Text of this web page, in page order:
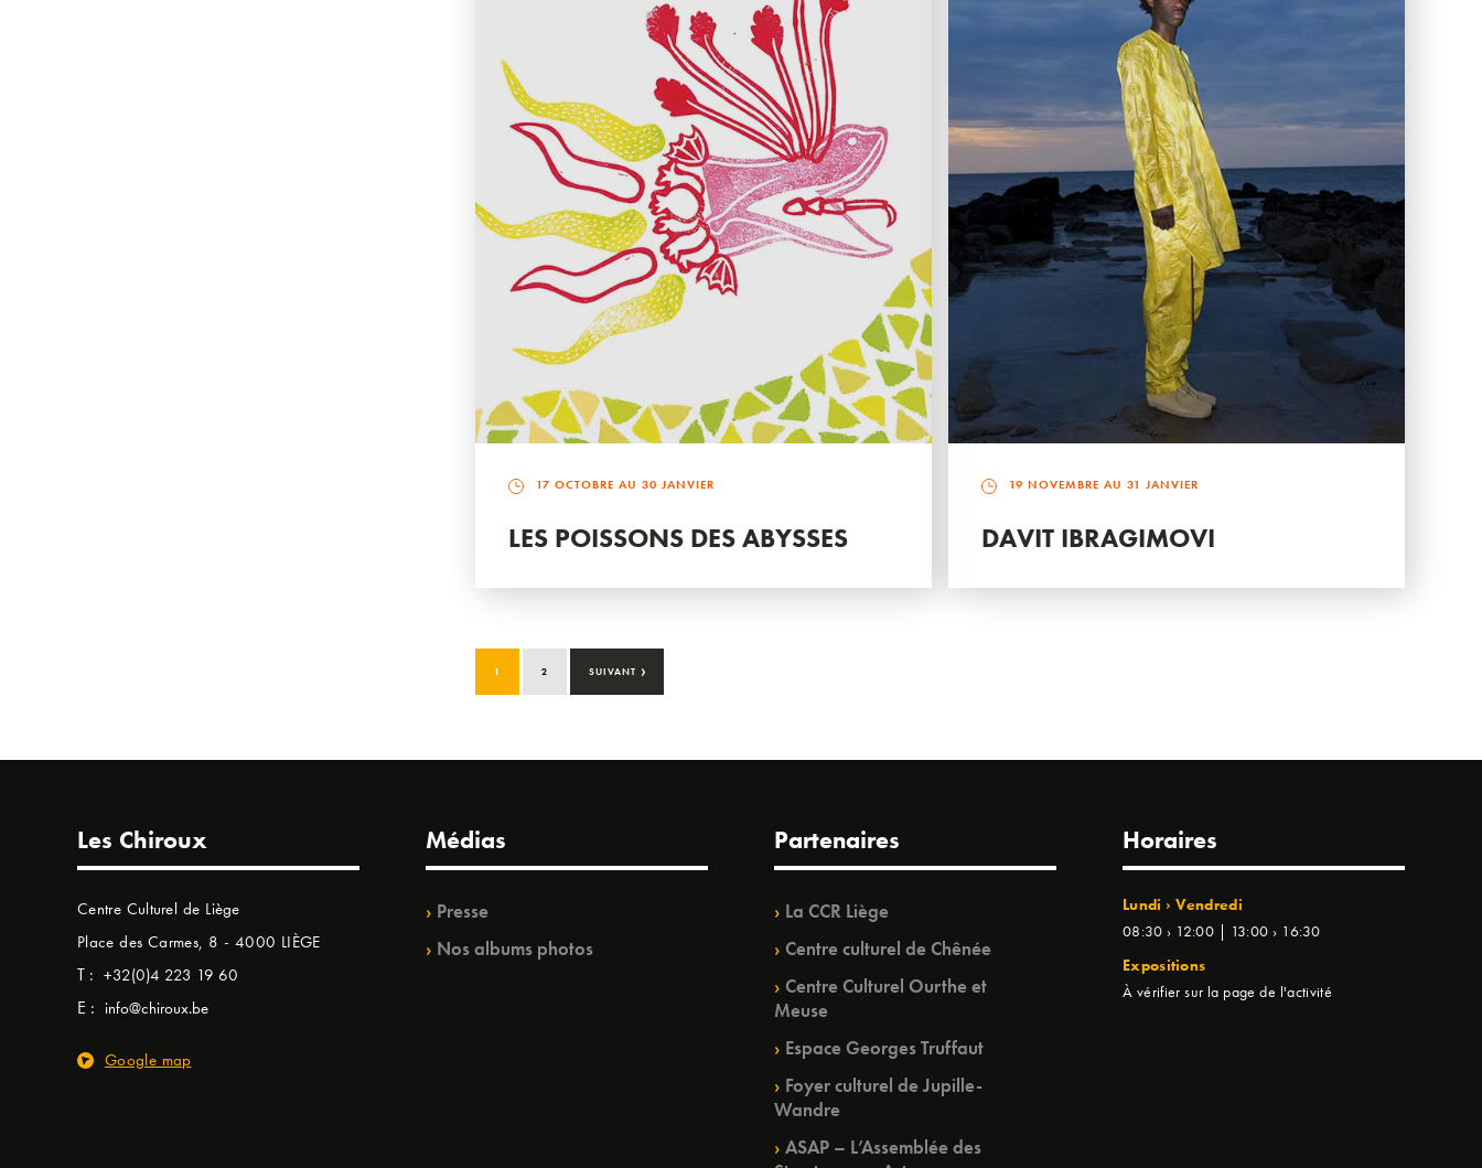
17 OCTOBRE AU 30 JANVIER
LES POISSONS DES ABYSSES
19 NOVEMBRE AU 31 JANVIER
DAVIT IBRAGIMOVI
1 2 SUIVANT ›
Les Chiroux
Centre Culturel de Liège
Place des Carmes, 8 - 4000 LIÈGE
T : +32(0)4 223 19 60
E : info@chiroux.be
Google map
Médias
Presse
Nos albums photos
Partenaires
La CCR Liège
Centre culturel de Chênée
Centre Culturel Ourthe et
Meuse
Espace Georges Truffaut
Foyer culturel de Jupille-
Wandre
ASAP – L’Assemblée des
Horaires
Lundi › Vendredi
08:30 › 12:00 | 13:00 › 16:30
Expositions
À vérifier sur la page de l'activité